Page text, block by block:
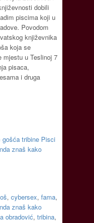
dobili
piscima koji u
Povodom
književnika
koja se
mjestu u Teslinoj 7
pisaca,
i druga
gošća tribine Pisci
znaš kako
, cybersex, fama,
znaš kako
obradović, tribina,